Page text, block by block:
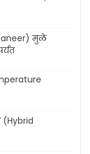
Paneer) मुळे
(Hybrid